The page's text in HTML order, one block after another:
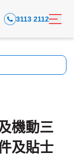
3113 2112
機動三
及貼士